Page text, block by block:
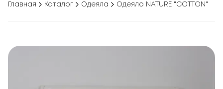
Главная Каталог Одеяла Одеяло NATURE "COTTON"